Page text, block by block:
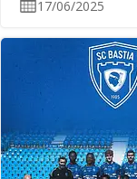
17/06/2025